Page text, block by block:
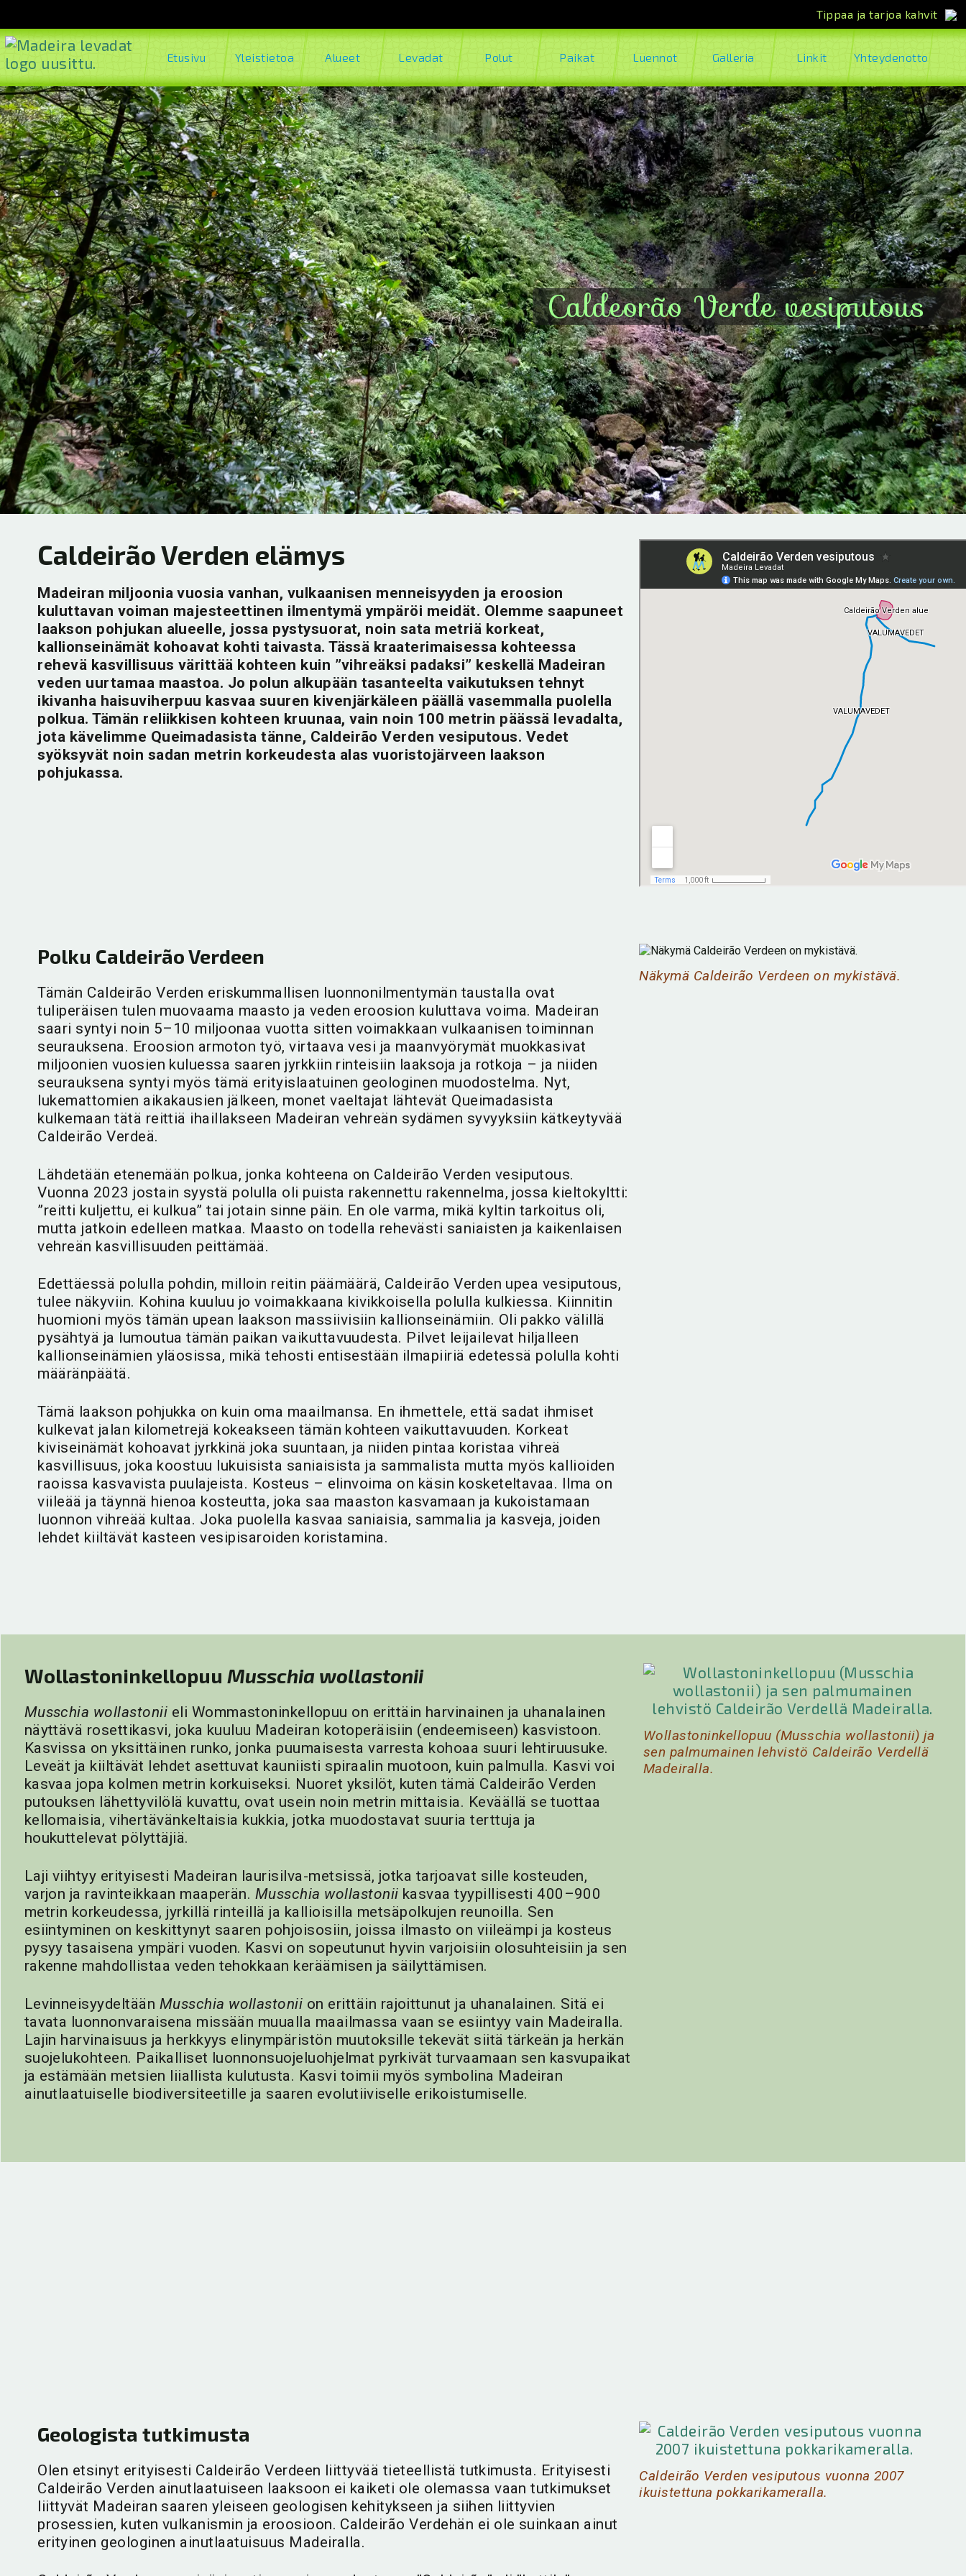
Tippaa ja tarjoa kahvit
Etusivu Yleistietoa Alueet Levadat Polut Paikat Luennot Galleria Linkit Yhteydenotto
Caldeorão Verde vesiputous
Caldeirão Verden elämys
Madeiran miljoonia vuosia vanhan, vulkaanisen menneisyyden ja eroosion
kuluttavan voiman majesteettinen ilmentymä ympäröi meidät. Olemme saapuneet
laakson pohjukan alueelle, jossa pystysuorat, noin sata metriä korkeat,
kallionseinämät kohoavat kohti taivasta. Tässä kraaterimaisessa kohteessa
rehevä kasvillisuus värittää kohteen kuin ”vihreäksi padaksi” keskellä Madeiran
veden uurtamaa maastoa. Jo polun alkupään tasanteelta vaikutuksen tehnyt
ikivanha haisuviherpuu kasvaa suuren kivenjärkäleen päällä vasemmalla puolella
polkua. Tämän reliikkisen kohteen kruunaa, vain noin 100 metrin päässä levadalta,
jota kävelimme Queimadasista tänne, Caldeirão Verden vesiputous. Vedet
syöksyvät noin sadan metrin korkeudesta alas vuoristojärveen laakson
pohjukassa.
Polku Caldeirão Verdeen
Tämän Caldeirão Verden eriskummallisen luonnonilmentymän taustalla ovat
tuliperäisen tulen muovaama maasto ja veden eroosion kuluttava voima. Madeiran
saari syntyi noin 5–10 miljoonaa vuotta sitten voimakkaan vulkaanisen toiminnan
seurauksena. Eroosion armoton työ, virtaava vesi ja maanvyörymät muokkasivat
miljoonien vuosien kuluessa saaren jyrkkiin rinteisiin laaksoja ja rotkoja – ja niiden
seurauksena syntyi myös tämä erityislaatuinen geologinen muodostelma. Nyt,
lukemattomien aikakausien jälkeen, monet vaeltajat lähtevät Queimadasista
kulkemaan tätä reittiä ihaillakseen Madeiran vehreän sydämen syvyyksiin kätkeytyvää
Caldeirão Verdeä.
Lähdetään etenemään polkua, jonka kohteena on Caldeirão Verden vesiputous.
Vuonna 2023 jostain syystä polulla oli puista rakennettu rakennelma, jossa kieltokyltti:
”reitti kuljettu, ei kulkua” tai jotain sinne päin. En ole varma, mikä kyltin tarkoitus oli,
mutta jatkoin edelleen matkaa. Maasto on todella rehevästi saniaisten ja kaikenlaisen
vehreän kasvillisuuden peittämää.
Edettäessä polulla pohdin, milloin reitin päämäärä, Caldeirão Verden upea vesiputous,
tulee näkyviin. Kohina kuuluu jo voimakkaana kivikkoisella polulla kulkiessa. Kiinnitin
huomioni myös tämän upean laakson massiivisiin kallionseinämiin. Oli pakko välillä
pysähtyä ja lumoutua tämän paikan vaikuttavuudesta. Pilvet leijailevat hiljalleen
kallionseinämien yläosissa, mikä tehosti entisestään ilmapiiriä edetessä polulla kohti
määränpäätä.
Tämä laakson pohjukka on kuin oma maailmansa. En ihmettele, että sadat ihmiset
kulkevat jalan kilometrejä kokeakseen tämän kohteen vaikuttavuuden. Korkeat
kiviseinämät kohoavat jyrkkinä joka suuntaan, ja niiden pintaa koristaa vihreä
kasvillisuus, joka koostuu lukuisista saniaisista ja sammalista mutta myös kallioiden
raoissa kasvavista puulajeista. Kosteus – elinvoima on käsin kosketeltavaa. Ilma on
viileää ja täynnä hienoa kosteutta, joka saa maaston kasvamaan ja kukoistamaan
luonnon vihreää kultaa. Joka puolella kasvaa saniaisia, sammalia ja kasveja, joiden
lehdet kiiltävät kasteen vesipisaroiden koristamina.
Näkymä Caldeirão Verdeen on mykistävä.
Wollastoninkellopuu Musschia wollastonii
Musschia wollastonii eli Wommastoninkellopuu on erittäin harvinainen ja uhanalainen
näyttävä rosettikasvi, joka kuuluu Madeiran kotoperäisiin (endeemiseen) kasvistoon.
Kasvissa on yksittäinen runko, jonka puumaisesta varresta kohoaa suuri lehtiruusuke.
Leveät ja kiiltävät lehdet asettuvat kauniisti spiraalin muotoon, kuin palmulla. Kasvi voi
kasvaa jopa kolmen metrin korkuiseksi. Nuoret yksilöt, kuten tämä Caldeirão Verden
putouksen lähettyvilölä kuvattu, ovat usein noin metrin mittaisia. Keväällä se tuottaa
kellomaisia, vihertävänkeltaisia kukkia, jotka muodostavat suuria terttuja ja
houkuttelevat pölyttäjiä.
Laji viihtyy erityisesti Madeiran laurisilva-metsissä, jotka tarjoavat sille kosteuden,
varjon ja ravinteikkaan maaperän. Musschia wollastonii kasvaa tyypillisesti 400–900
metrin korkeudessa, jyrkillä rinteillä ja kallioisilla metsäpolkujen reunoilla. Sen
esiintyminen on keskittynyt saaren pohjoisosiin, joissa ilmasto on viileämpi ja kosteus
pysyy tasaisena ympäri vuoden. Kasvi on sopeutunut hyvin varjoisiin olosuhteisiin ja sen
rakenne mahdollistaa veden tehokkaan keräämisen ja säilyttämisen.
Levinneisyydeltään Musschia wollastonii on erittäin rajoittunut ja uhanalainen. Sitä ei
tavata luonnonvaraisena missään muualla maailmassa vaan se esiintyy vain Madeiralla.
Lajin harvinaisuus ja herkkyys elinympäristön muutoksille tekevät siitä tärkeän ja herkän
suojelukohteen. Paikalliset luonnonsuojeluohjelmat pyrkivät turvaamaan sen kasvupaikat
ja estämään metsien liiallista kulutusta. Kasvi toimii myös symbolina Madeiran
ainutlaatuiselle biodiversiteetille ja saaren evolutiiviselle erikoistumiselle.
Wollastoninkellopuu (Musschia wollastonii) ja
sen palmumainen lehvistö Caldeirão Verdellä
Madeiralla.
Geologista tutkimusta
Olen etsinyt erityisesti Caldeirão Verdeen liittyvää tieteellistä tutkimusta. Erityisesti
Caldeirão Verden ainutlaatuiseen laaksoon ei kaiketi ole olemassa vaan tutkimukset
liittyvät Madeiran saaren yleiseen geologisen kehitykseen ja siihen liittyvien
prosessien, kuten vulkanismin ja eroosioon. Caldeirão Verdehän ei ole suinkaan ainut
erityinen geologinen ainutlaatuisuus Madeiralla.
Caldeirão Verden vesiputous vuonna 2007
ikuistettuna pokkarikameralla.